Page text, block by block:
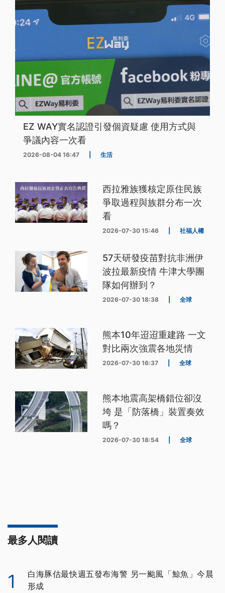
EZ WAY實名認證引發個資疑慮 使用方式與
爭議內容一次看
2026-08-04 16:47 生活
西拉雅族獲核定原住民族
爭取過程與族群分布一次
看
2026-07-30 15:46 社福人權
57天研發疫苗對抗非洲伊
波拉最新疫情 牛津大學團
隊如何辦到？
2026-07-30 18:38 全球
熊本10年迢迢重建路 一文
對比兩次強震各地災情
2026-07-30 16:37 全球
熊本地震高架橋錯位卻沒
垮 是「防落橋」裝置奏效
嗎？
2026-07-30 18:54 全球
最多人閱讀
1
白海豚估最快週五發布海警 另一颱風「鯨魚」今晨
形成